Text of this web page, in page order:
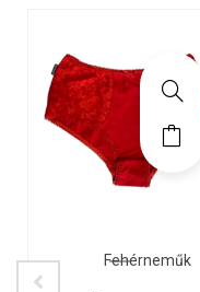
Fehérneműk